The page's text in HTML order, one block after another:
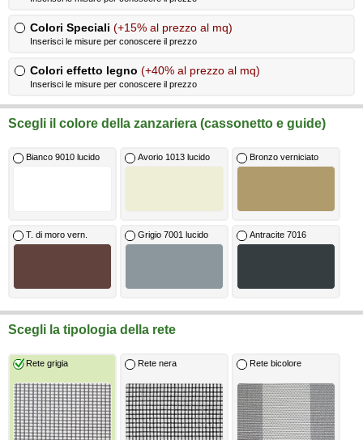
Colori Speciali (+15% al prezzo al mq)
Inserisci le misure per conoscere il prezzo
Colori effetto legno (+40% al prezzo al mq)
Inserisci le misure per conoscere il prezzo
Scegli il colore della zanzariera (cassonetto e guide)
Bianco 9010 lucido Avorio 1013 lucido Bronzo verniciato
T. di moro vern. Grigio 7001 lucido Antracite 7016
Scegli la tipologia della rete
Rete grigia Rete nera Rete bicolore